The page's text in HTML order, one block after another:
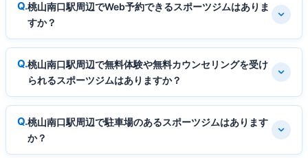
桃山南口駅周辺でWeb予約できるスポーツジムはありま
すか？
桃山南口駅周辺で無料体験や無料カウンセリングを受け
られるスポーツジムはありますか？
桃山南口駅周辺で駐車場のあるスポーツジムはあります
か？